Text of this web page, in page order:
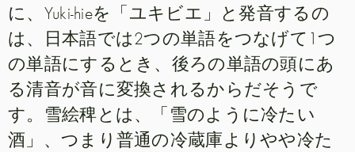
に、Yuki-hieを「ユキビエ」と発音するの
は、日本語では2つの単語をつなげて1つ
の単語にするとき、後ろの単語の頭にあ
る清音が音に変換されるからだそうで
す。雪絵稗とは、「雪のように冷たい
酒」、つまり普通の冷蔵庫よりやや冷た